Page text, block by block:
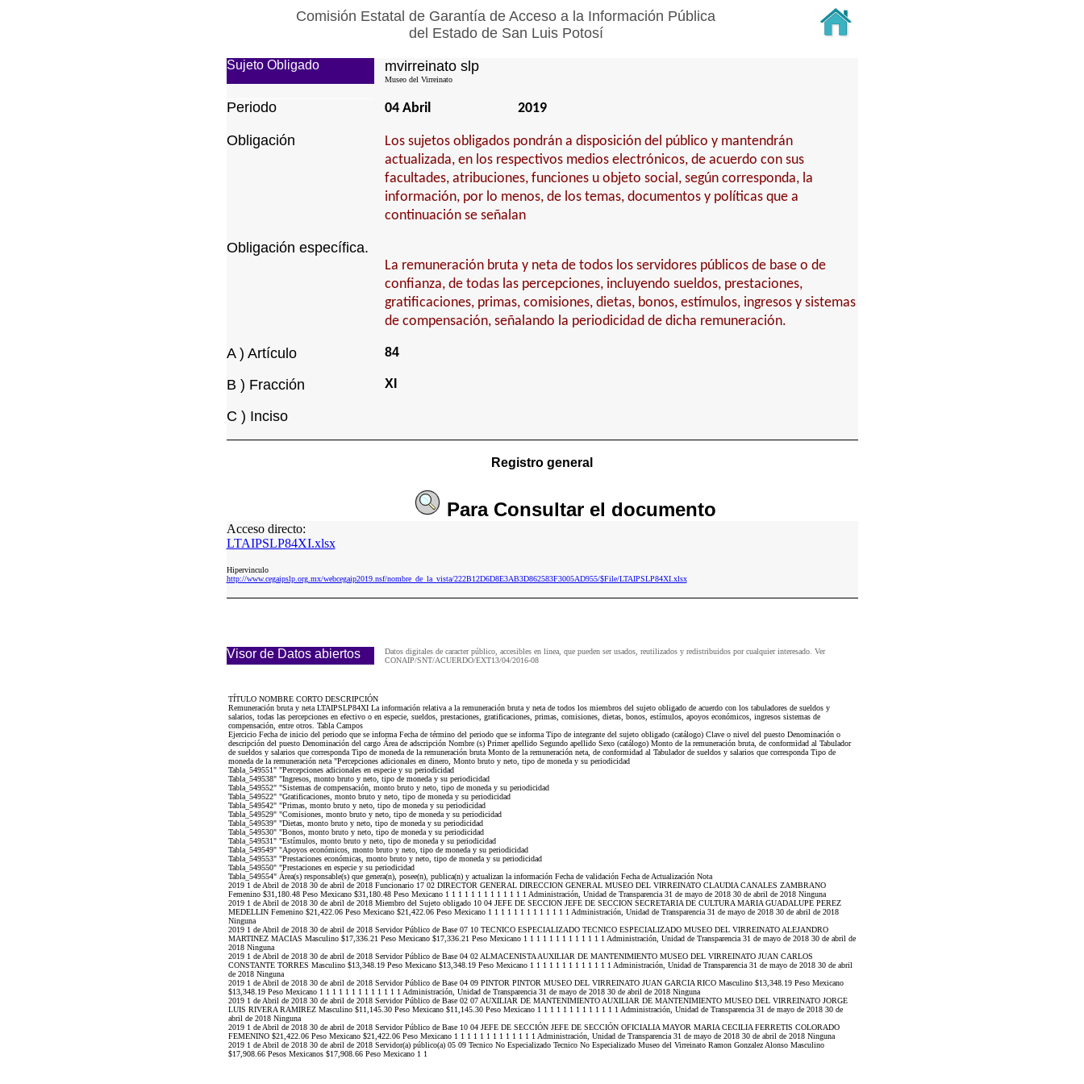
Comisión Estatal de Garantía de Acceso a la Información Pública
del Estado de San Luis Potosí
Sujeto Obligado mvirreinato slp
Museo del Virreinato
Periodo 04 Abril 2019
Obligación
Los sujetos obligados pondrán a disposición del público y mantendrán
actualizada, en los respectivos medios electrónicos, de acuerdo con sus
facultades, atribuciones, funciones u objeto social, según corresponda, la
información, por lo menos, de los temas, documentos y políticas que a
continuación se señalan
Obligación específica.
La remuneración bruta y neta de todos los servidores públicos de base o de
confianza, de todas las percepciones, incluyendo sueldos, prestaciones,
gratificaciones, primas, comisiones, dietas, bonos, estímulos, ingresos y sistemas
de compensación, señalando la periodicidad de dicha remuneración.
A ) Artículo 84
B ) Fracción XI
C ) Inciso
Registro general
Para Consultarel documento
Acceso directo:
LTAIPSLP84XI.xlsx
Hipervinculo
http://www.cegaipslp.org.mx/webcegaip2019.nsf/nombre_de_la_vista/222B12D6D8E3AB3D862583F3005AD955/$File/LTAIPSLP84XI.xlsx
Visor de Datos abiertos
Datos digitales de caracter público, accesibles en linea, que pueden ser usados, reutilizados y redistribuidos por cualquier interesado. Ver
CONAIP/SNT/ACUERDO/EXT13/04/2016-08
TÍTULO NOMBRE CORTO DESCRIPCIÓN
Remuneración bruta y neta LTAIPSLP84XI La información relativa a la remuneración bruta y neta de todos los miembros del sujeto obligado de acuerdo con los tabuladores de sueldos y
salarios, todas las percepciones en efectivo o en especie, sueldos, prestaciones, gratificaciones, primas, comisiones, dietas, bonos, estímulos, apoyos económicos, ingresos sistemas de
compensación, entre otros. Tabla Campos
Ejercicio Fecha de inicio del periodo que se informa Fecha de término del periodo que se informa Tipo de integrante del sujeto obligado (catálogo) Clave o nivel del puesto Denominación o
descripción del puesto Denominación del cargo Área de adscripción Nombre (s) Primer apellido Segundo apellido Sexo (catálogo) Monto de la remuneración bruta, de conformidad al Tabulador
de sueldos y salarios que corresponda Tipo de moneda de la remuneración bruta Monto de la remuneración neta, de conformidad al Tabulador de sueldos y salarios que corresponda Tipo de
moneda de la remuneración neta "Percepciones adicionales en dinero, Monto bruto y neto, tipo de moneda y su periodicidad
Tabla_549551" "Percepciones adicionales en especie y su periodicidad
Tabla_549538" "Ingresos, monto bruto y neto, tipo de moneda y su periodicidad
Tabla_549552" "Sistemas de compensación, monto bruto y neto, tipo de moneda y su periodicidad
Tabla_549522" "Gratificaciones, monto bruto y neto, tipo de moneda y su periodicidad
Tabla_549542" "Primas, monto bruto y neto, tipo de moneda y su periodicidad
Tabla_549529" "Comisiones, monto bruto y neto, tipo de moneda y su periodicidad
Tabla_549539" "Dietas, monto bruto y neto, tipo de moneda y su periodicidad
Tabla_549530" "Bonos, monto bruto y neto, tipo de moneda y su periodicidad
Tabla_549531" "Estímulos, monto bruto y neto, tipo de moneda y su periodicidad
Tabla_549549" "Apoyos económicos, monto bruto y neto, tipo de moneda y su periodicidad
Tabla_549553" "Prestaciones económicas, monto bruto y neto, tipo de moneda y su periodicidad
Tabla_549550" "Prestaciones en especie y su periodicidad
Tabla_549554" Área(s) responsable(s) que genera(n), posee(n), publica(n) y actualizan la información Fecha de validación Fecha de Actualización Nota
2019 1 de Abril de 2018 30 de abril de 2018 Funcionario 17 02 DIRECTOR GENERAL DIRECCION GENERAL MUSEO DEL VIRREINATO CLAUDIA CANALES ZAMBRANO
Femenino $31,180.48 Peso Mexicano $31,180.48 Peso Mexicano 1 1 1 1 1 1 1 1 1 1 1 1 1 Administración, Unidad de Transparencia 31 de mayo de 2018 30 de abril de 2018 Ninguna
2019 1 de Abril de 2018 30 de abril de 2018 Miembro del Sujeto obligado 10 04 JEFE DE SECCION JEFE DE SECCION SECRETARIA DE CULTURA MARIA GUADALUPE PEREZ
MEDELLIN Femenino $21,422.06 Peso Mexicano $21,422.06 Peso Mexicano 1 1 1 1 1 1 1 1 1 1 1 1 1 Administración, Unidad de Transparencia 31 de mayo de 2018 30 de abril de 2018
Ninguna
2019 1 de Abril de 2018 30 de abril de 2018 Servidor Público de Base 07 10 TECNICO ESPECIALIZADO TECNICO ESPECIALIZADO MUSEO DEL VIRREINATO ALEJANDRO
MARTINEZ MACIAS Masculino $17,336.21 Peso Mexicano $17,336.21 Peso Mexicano 1 1 1 1 1 1 1 1 1 1 1 1 1 Administración, Unidad de Transparencia 31 de mayo de 2018 30 de abril de
2018 Ninguna
2019 1 de Abril de 2018 30 de abril de 2018 Servidor Público de Base 04 02 ALMACENISTA AUXILIAR DE MANTENIMIENTO MUSEO DEL VIRREINATO JUAN CARLOS
CONSTANTE TORRES Masculino $13,348.19 Peso Mexicano $13,348.19 Peso Mexicano 1 1 1 1 1 1 1 1 1 1 1 1 1 Administración, Unidad de Transparencia 31 de mayo de 2018 30 de abril
de 2018 Ninguna
2019 1 de Abril de 2018 30 de abril de 2018 Servidor Público de Base 04 09 PINTOR PINTOR MUSEO DEL VIRREINATO JUAN GARCIA RICO Masculino $13,348.19 Peso Mexicano
$13,348.19 Peso Mexicano 1 1 1 1 1 1 1 1 1 1 1 1 1 Administración, Unidad de Transparencia 31 de mayo de 2018 30 de abril de 2018 Ninguna
2019 1 de Abril de 2018 30 de abril de 2018 Servidor Público de Base 02 07 AUXILIAR DE MANTENIMIENTO AUXILIAR DE MANTENIMIENTO MUSEO DEL VIRREINATO JORGE
LUIS RIVERA RAMIREZ Masculino $11,145.30 Peso Mexicano $11,145.30 Peso Mexicano 1 1 1 1 1 1 1 1 1 1 1 1 1 Administración, Unidad de Transparencia 31 de mayo de 2018 30 de
abril de 2018 Ninguna
2019 1 de Abril de 2018 30 de abril de 2018 Servidor Público de Base 10 04 JEFE DE SECCIÓN JEFE DE SECCIÓN OFICIALIA MAYOR MARIA CECILIA FERRETIS COLORADO
FEMENINO $21,422.06 Peso Mexicano $21,422.06 Peso Mexicano 1 1 1 1 1 1 1 1 1 1 1 1 1 Administración, Unidad de Transparencia 31 de mayo de 2018 30 de abril de 2018 Ninguna
2019 1 de Abril de 2018 30 de abril de 2018 Servidor(a) público(a) 05 09 Tecnico No Especializado Tecnico No Especializado Museo del Virreinato Ramon Gonzalez Alonso Masculino
$17,908.66 Pesos Mexicanos $17,908.66 Peso Mexicano 1 1